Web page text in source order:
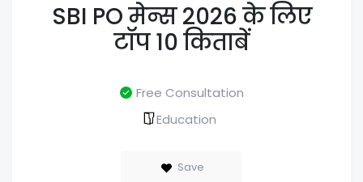
SBI PO मेन्स 2026 के लिए
टॉप 10 किताबें
Free Consultation
Education
Save